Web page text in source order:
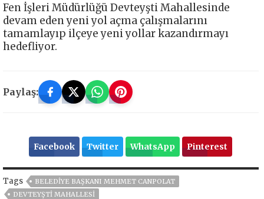
Fen İşleri Müdürlüğü Devteyşti Mahallesinde
devam eden yeni yol açma çalışmalarını
tamamlayıp ilçeye yeni yollar kazandırmayı
hedefliyor.
Paylaş:
Facebook Twitter WhatsApp Pinterest
Tags
BELEDIYE BAŞKANI MEHMET CANPOLAT
DEVTEYŞTİ MAHALLESİ